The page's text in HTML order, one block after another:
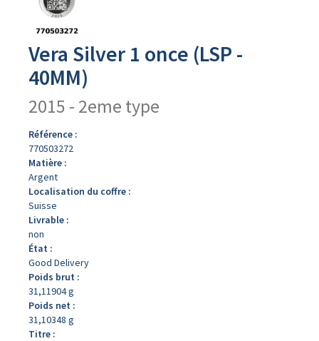
produit
Vera Silver 1 once (LSP -
40MM)
2015 - 2eme type
Référence :
770503272
Matière :
Argent
Localisation du coffre :
Suisse
Livrable :
non
État :
Good Delivery
Poids brut :
31,11904 g
Poids net :
31,10348 g
Titre :